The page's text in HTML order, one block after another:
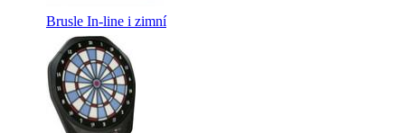
Brusle In-line i zimní